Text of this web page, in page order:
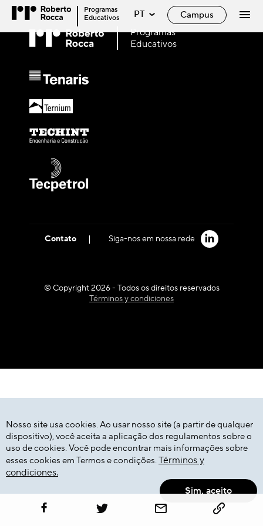
Programas
Educativos
PT Campus
Nosso site usa cookies. Ao usar nosso site (a partir de qualquer
dispositivo), você aceita a aplicação dos regulamentos sobre o
uso de cookies. Você pode encontrar mais informações sobre
esses cookies em Termos e condições.Términos y
condiciones.
Sim, aceito
Programas
Educativos
Contato | Siga-nos em nossa rede
© Copyright 2026 - Todos os direitos reservados
Términos y condiciones